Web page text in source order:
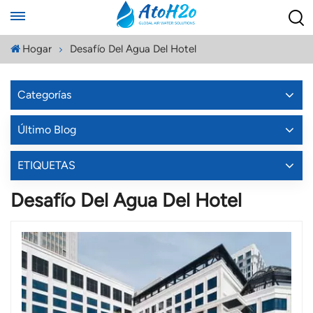
Hogar Desafío Del Agua Del Hotel
Categorías
Último Blog
ETIQUETAS
Desafío Del Agua Del Hotel